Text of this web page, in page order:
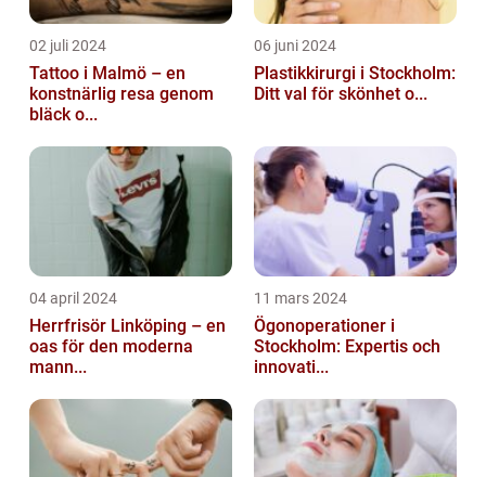
02 juli 2024
Tattoo i Malmö – en
konstnärlig resa genom
bläck o...
06 juni 2024
Plastikkirurgi i Stockholm:
Ditt val för skönhet o...
04 april 2024
Herrfrisör Linköping – en
oas för den moderna
mann...
11 mars 2024
Ögonoperationer i
Stockholm: Expertis och
innovati...